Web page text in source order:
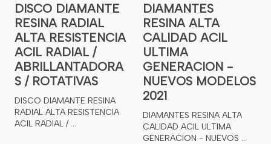
DISCO DIAMANTE
RESINA RADIAL
ALTA RESISTENCIA
ACIL RADIAL /
ABRILLANTADORA
S / ROTATIVAS
DISCO DIAMANTE RESINA
RADIAL ALTA RESISTENCIA
ACIL RADIAL / ...
DIAMANTES
RESINA ALTA
CALIDAD ACIL
ULTIMA
GENERACION -
NUEVOS MODELOS
2021
DIAMANTES RESINA ALTA
CALIDAD ACIL ULTIMA
GENERACION - NUEVOS ...